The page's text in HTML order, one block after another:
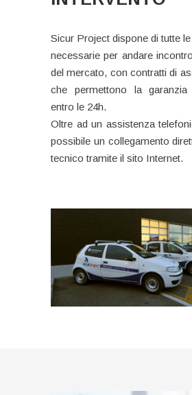
Sicur Project dispone di tutte
necessarie per andare
del mercato, con contratti di
che permettono la garanzia
entro le 24h.
Oltre ad un assistenza
possibile un collegamento
tecnico tramite il sito Internet.